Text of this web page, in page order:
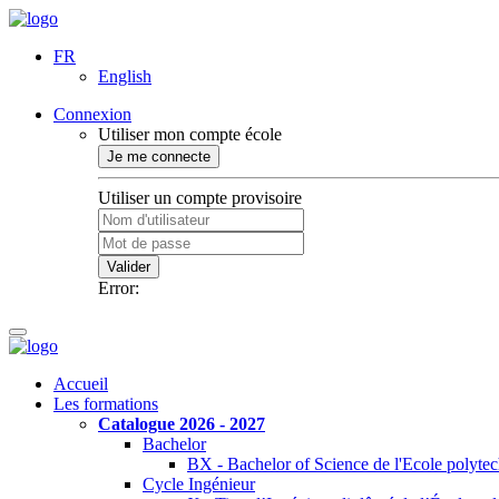
FR
English
Connexion
Utiliser mon compte école
Je me connecte
Utiliser un compte provisoire
Valider
Error:
Accueil
Les formations
Catalogue 2026 - 2027
Bachelor
BX - Bachelor of Science de l'Ecole
Cycle Ingénieur